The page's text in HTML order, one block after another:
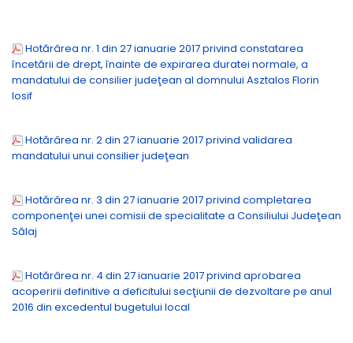
Hotărârea nr. 1 din 27 ianuarie 2017 privind constatarea
încetării de drept, înainte de expirarea duratei normale, a
mandatului de consilier judeţean al domnului Asztalos Florin
Iosif
Hotărârea nr. 2 din 27 ianuarie 2017 privind validarea
mandatului unui consilier judeţean
Hotărârea nr. 3 din 27 ianuarie 2017 privind completarea
componenţei unei comisii de specialitate a Consiliului Judeţean
Sălaj
Hotărârea nr. 4 din 27 ianuarie 2017 privind aprobarea
acoperirii definitive a deficitului secţiunii de dezvoltare pe anul
2016 din excedentul bugetului local